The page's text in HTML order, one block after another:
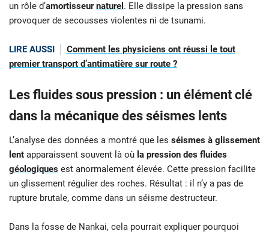
un rôle d’amortisseurnaturel . Elle dissipe la pression sans
provoquer de secousses violentes ni de tsunami.
LIRE AUSSI
Comment les physiciens ont réussi le tout
premier transport d’antimatière sur route ?
Les fluides sous pression : un élément clé
dans la mécanique des séismes lents
L’analyse des données a montré que les séismes à glissement
lent apparaissent souvent là où la pression des fluides
géologiques est anormalement élevée. Cette pression facilite
un glissement régulier des roches. Résultat : il n’y a pas de
rupture brutale, comme dans un séisme destructeur.
Dans la fosse de Nankai, cela pourrait expliquer pourquoi